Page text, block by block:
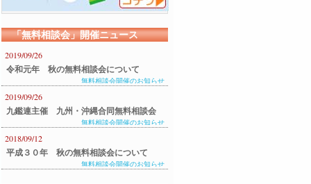
「無料相談会」開催ニュース
2019/09/26
令和元年 秋の無料相談会について
無料相談会開催のお知らせ
2019/09/26
九鑑連主催 九州・沖縄合同無料相談会
のご案内
無料相談会開催のお知らせ
2018/09/12
平成３０年 秋の無料相談会について
無料相談会開催のお知らせ